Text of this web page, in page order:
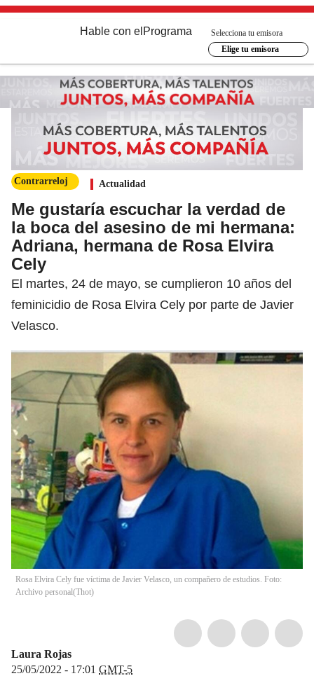
Hable con el Programa
Selecciona tu emisora
Elige tu emisora
Contrarreloj Actualidad
Me gustaría escuchar la verdad de
la boca del asesino de mi hermana:
Adriana, hermana de Rosa Elvira
Cely
El martes, 24 de mayo, se cumplieron 10 años del
feminicidio de Rosa Elvira Cely por parte de Javier
Velasco.
Rosa Elvira Cely fue víctima de Javier Velasco, un compañero de estudios. Foto:
Archivo personal(Thot)
Laura Rojas
25/05/2022 - 17:01 GMT-5